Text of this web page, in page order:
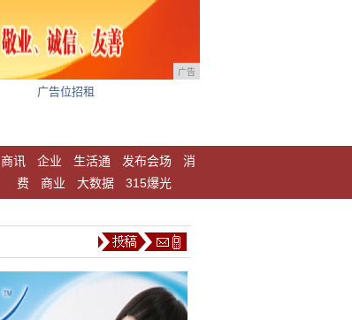
广告
广告位招租
商讯 企业 生活通 发布会场
消
费
商业 大数据 315爆光